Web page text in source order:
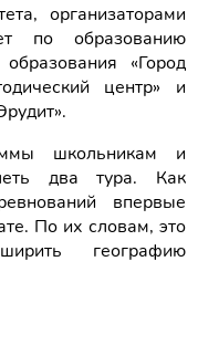
организаторами
по образованию
«Город
центр» и
школьникам и
два тура. Как
впервые
По их словам, это
географию